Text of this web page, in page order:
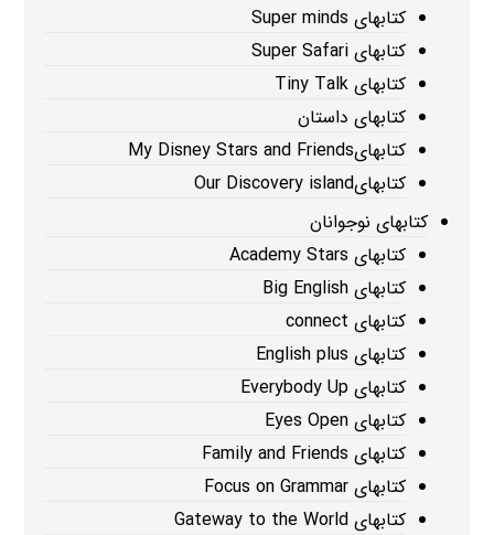
کتابهای Super minds
کتابهای Super Safari
کتابهای Tiny Talk
کتابهای داستان
کتابهایMy Disney Stars and Friends
کتابهایOur Discovery island
کتابهای نوجوانان
کتابهای Academy Stars
کتابهای Big English
کتابهای connect
کتابهای English plus
کتابهای Everybody Up
کتابهای Eyes Open
کتابهای Family and Friends
کتابهای Focus on Grammar
کتابهای Gateway to the World